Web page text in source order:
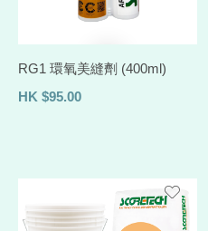
RG1 環氧美縫劑 (400ml)
HK $95.00